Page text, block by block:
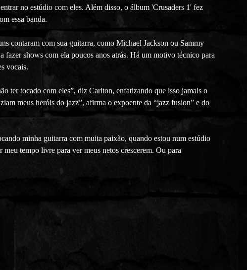
no estúdio com eles. Além disso, o álbum 'Crusaders 1' fez
essa banda.
contaram com sua guitarra, como Michael Jackson ou Sammy
shows com ela poucos anos atrás. Há um motivo técnico para
vocais.
ter tocado com eles”, diz Carlton, enfatizando que isso jamais o
meus heróis do jazz”, afirma o expoente da “jazz fusion” e do
minha guitarra com muita paixão, quando estou num estúdio
tempo livre para ver meus netos crescerem. Ou para